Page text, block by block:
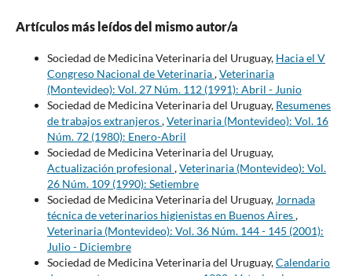
Artículos más leídos del mismo autor/a
Sociedad de Medicina Veterinaria del Uruguay, Hacia el V
Congreso Nacional de Veterinaria,Veterinaria
(Montevideo): Vol. 27 Núm. 112 (1991): Abril - Junio
Sociedad de Medicina Veterinaria del Uruguay, Resumenes
de trabajos extranjeros,Veterinaria (Montevideo): Vol. 16
Núm. 72 (1980): Enero-Abril
Sociedad de Medicina Veterinaria del Uruguay,
Actualización profesional ,Veterinaria (Montevideo): Vol.
26 Núm. 109 (1990): Setiembre
Sociedad de Medicina Veterinaria del Uruguay, Jornada
técnica de veterinarios higienistas en Buenos Aires,
Veterinaria (Montevideo): Vol. 36 Núm. 144 - 145 (2001):
Julio - Diciembre
Sociedad de Medicina Veterinaria del Uruguay,Calendario